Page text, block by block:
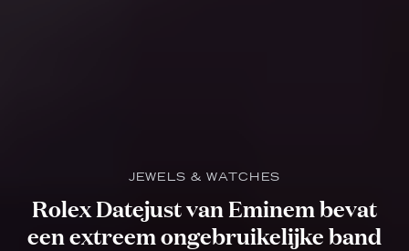
JEWELS & WATCHES
Rolex Datejust van Eminem bevat
een extreem ongebruikelijke band